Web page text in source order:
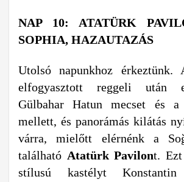
NAP 10: ATATÜRK
SOPHIA, HAZAUTAZÁS
Utolsó napunkhoz érkeztünk.
elfogyasztott reggeli után
Gülbahar Hatun mecset és a
mellett, és panorámás kilátás
várra, mielőtt elérnénk a
található Atatürk Pavilont. Ezt
stílusú kastélyt Konstantin